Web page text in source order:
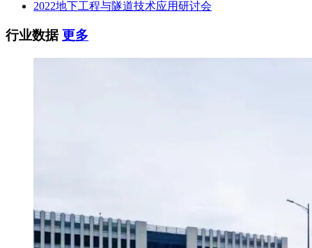
建设内容及规模： 唐曹铁路DK14+078.36至DK17+844.88，包
含盐场站及两端区间路基、桥涵工程，以及车站房建及其他配
2022地下工程与隧道技术应用研讨会
行业数据更多